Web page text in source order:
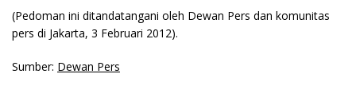
(Pedoman ini ditandatangani oleh Dewan Pers dan komunitas
pers di Jakarta, 3 Februari 2012).
Sumber: Dewan Pers